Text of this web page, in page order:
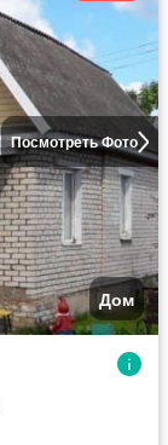
Посмотреть Фото
Дом